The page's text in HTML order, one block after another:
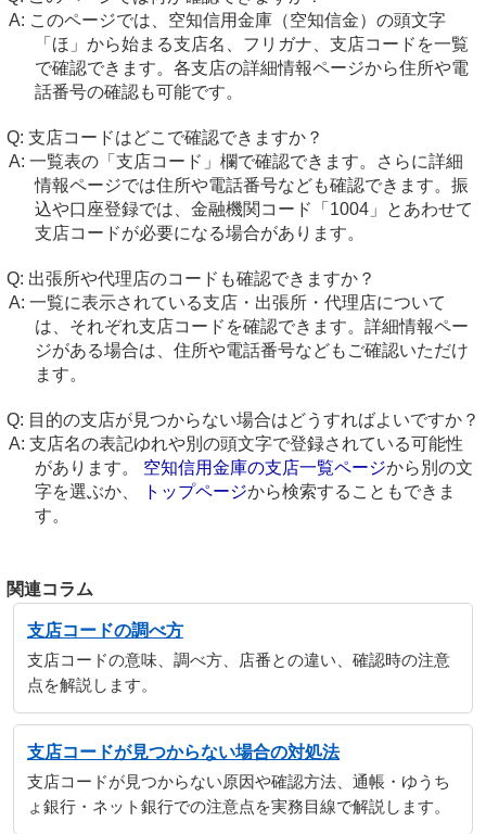
このページでは、空知信用金庫（空知信金）の頭文字
「ほ」から始まる支店名、フリガナ、支店コードを一覧
で確認できます。各支店の詳細情報ページから住所や電
話番号の確認も可能です。
支店コードはどこで確認できますか？
一覧表の「支店コード」欄で確認できます。さらに詳細
情報ページでは住所や電話番号なども確認できます。振
込や口座登録では、金融機関コード「1004」とあわせて
支店コードが必要になる場合があります。
出張所や代理店のコードも確認できますか？
一覧に表示されている支店・出張所・代理店について
は、それぞれ支店コードを確認できます。詳細情報ペー
ジがある場合は、住所や電話番号などもご確認いただけ
ます。
目的の支店が見つからない場合はどうすればよいですか？
支店名の表記ゆれや別の頭文字で登録されている可能性
があります。 空知信用金庫の支店一覧ページから別の文
字を選ぶか、
トップページから検索することもできま
す。
関連コラム
支店コードの調べ方
支店コードの意味、調べ方、店番との違い、確認時の注意
点を解説します。
支店コードが見つからない場合の対処法
支店コードが見つからない原因や確認方法、通帳・ゆうち
ょ銀行・ネット銀行での注意点を実務目線で解説します。